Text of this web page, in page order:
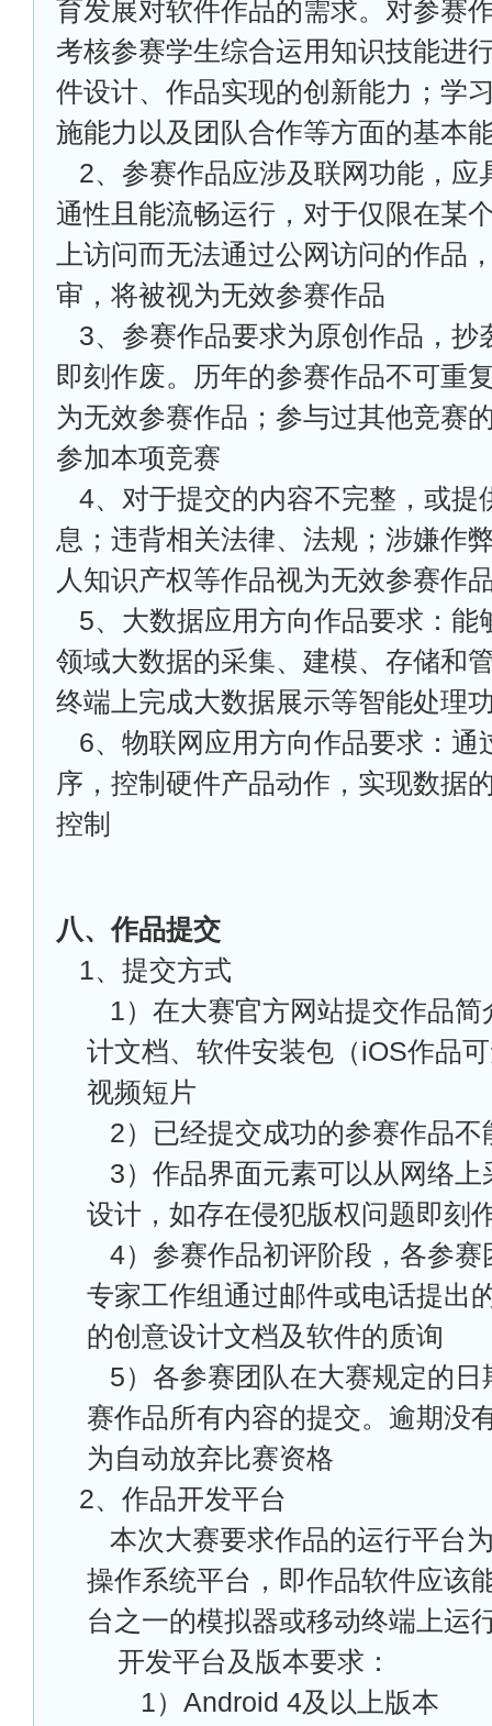
育发展对软件作品的需求。对参赛
考核参赛学生综合运用知识技能进
件设计、作品实现的创新能力；学
施能力以及团队合作等方面的基本
2、参赛作品应涉及联网功能，应
通性且能流畅运行，对于仅限在某
上访问而无法通过公网访问的作品
审，将被视为无效参赛作品
3、参赛作品要求为原创作品，抄
即刻作废。历年的参赛作品不可重
为无效参赛作品；参与过其他竞赛
参加本项竞赛
4、对于提交的内容不完整，或提
息；违背相关法律、法规；涉嫌作
人知识产权等作品视为无效参赛作
5、大数据应用方向作品要求：能
领域大数据的采集、建模、存储和
终端上完成大数据展示等智能处理
6、物联网应用方向作品要求：通
序，控制硬件产品动作，实现数据
控制
八、作品提交
1、提交方式
1）在大赛官方网站提交作品
计文档、软件安装包（iOS作品
视频短片
2）已经提交成功的参赛作品不
3）作品界面元素可以从网络
设计，如存在侵犯版权问题即刻
4）参赛作品初评阶段，各参
专家工作组通过邮件或电话提出
的创意设计文档及软件的质询
5）各参赛团队在大赛规定的
赛作品所有内容的提交。逾期没
为自动放弃比赛资格
2、作品开发平台
本次大赛要求作品的运行平台
操作系统平台，即作品软件应该
台之一的模拟器或移动终端上运
开发平台及版本要求：
1）Android 4及以上版本